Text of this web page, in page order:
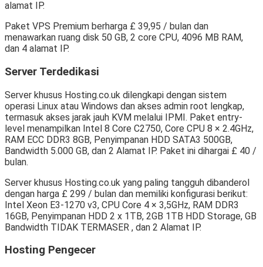
alamat IP.
Paket VPS Premium berharga £ 39,95 / bulan dan
menawarkan ruang disk 50 GB, 2 core CPU, 4096 MB RAM,
dan 4 alamat IP.
Server Terdedikasi
Server khusus Hosting.co.uk dilengkapi dengan sistem
operasi Linux atau Windows dan akses admin root lengkap,
termasuk akses jarak jauh KVM melalui IPMI. Paket entry-
level menampilkan Intel 8 Core C2750, Core CPU 8 × 2.4GHz,
RAM ECC DDR3 8GB, Penyimpanan HDD SATA3 500GB,
Bandwidth 5.000 GB, dan 2 Alamat IP. Paket ini dihargai £ 40 /
bulan.
Server khusus Hosting.co.uk yang paling tangguh dibanderol
dengan harga £ 299 / bulan dan memiliki konfigurasi berikut:
Intel Xeon E3-1270 v3, CPU Core 4 × 3,5GHz, RAM DDR3
16GB, Penyimpanan HDD 2 x 1TB, 2GB 1TB HDD Storage, GB
Bandwidth TIDAK TERMASER , dan 2 Alamat IP.
Hosting Pengecer